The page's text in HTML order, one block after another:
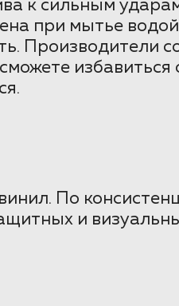
к сильным
при мытье
Производители
избавиться
По
и